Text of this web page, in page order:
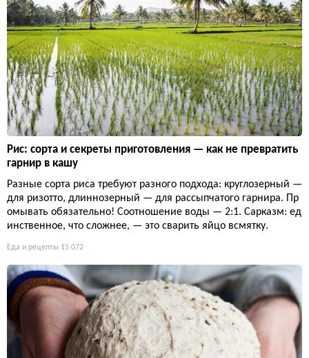
Рис: сорта и секреты приготовления — как не превратить
гарнир в кашу
Разные сорта риса требуют разного подхода: круглозерный —
для ризотто, длиннозерный — для рассыпчатого гарнира. Пр
омывать обязательно! Соотношение воды — 2:1. Сарказм: ед
инственное, что сложнее, — это сварить яйцо всмятку.
Еда и рецепты 15 072